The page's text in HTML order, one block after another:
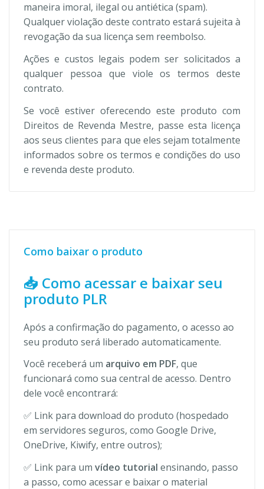
maneira imoral, ilegal ou antiética (spam).
Qualquer violação deste contrato estará sujeita à
revogação da sua licença sem reembolso.
Ações e custos legais podem ser solicitados a
qualquer pessoa que viole os termos deste
contrato.
Se você estiver oferecendo este produto com
Direitos de Revenda Mestre, passe esta licença
aos seus clientes para que eles sejam totalmente
informados sobre os termos e condições do uso
e revenda deste produto.
Como baixar o produto
📥 Como acessar e baixar seu
produto PLR
Após a confirmação do pagamento, o acesso ao
seu produto será liberado automaticamente.
Você receberá um arquivo em PDF, que
funcionará como sua central de acesso. Dentro
dele você encontrará:
✅ Link para download do produto (hospedado
em servidores seguros, como Google Drive,
OneDrive, Kiwify, entre outros);
✅ Link para um vídeo tutorial ensinando, passo
a passo, como acessar e baixar o material